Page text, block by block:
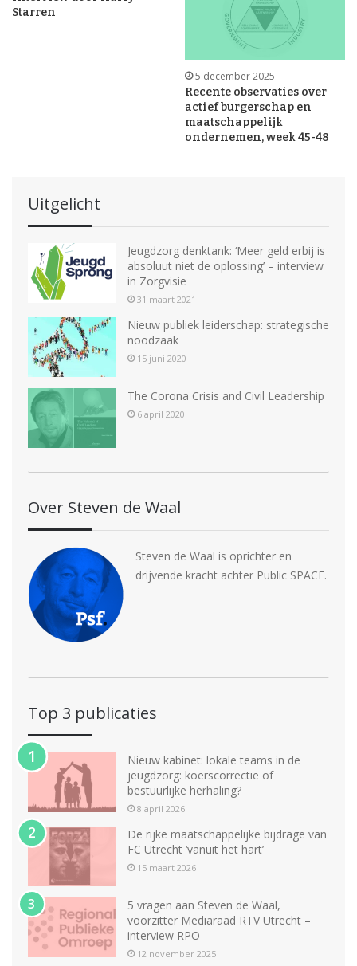
Starren
5 december 2025
Recente observaties over
actief burgerschap en
maatschappelijk
ondernemen, week 45-48
Uitgelicht
Jeugdzorg denktank: ‘Meer geld erbij is
absoluut niet de oplossing’ – interview
in Zorgvisie
31 maart 2021
Nieuw publiek leiderschap: strategische
noodzaak
15 juni 2020
The Corona Crisis and Civil Leadership
6 april 2020
Over Steven de Waal
Steven de Waal is oprichter en
drijvende kracht achter Public SPACE.
Top 3 publicaties
Nieuw kabinet: lokale teams in de
jeugdzorg: koerscorrectie of
bestuurlijke herhaling?
8 april 2026
De rijke maatschappelijke bijdrage van
FC Utrecht ‘vanuit het hart’
15 maart 2026
5 vragen aan Steven de Waal,
voorzitter Mediaraad RTV Utrecht –
interview RPO
12 november 2025